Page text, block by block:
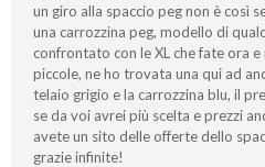
un giro alla spaccio peg non è così
una carrozzina peg, modello di
confrontato con le XL che fate ora
piccole, ne ho trovata una qui ad
telaio grigio e la carrozzina blu, il
se da voi avrei più scelta e prezzi
avete un sito delle offerte dello
grazie infinite!